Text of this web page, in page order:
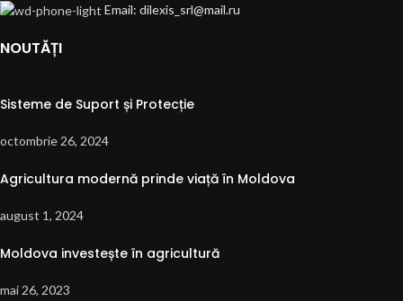
Email: dilexis_srl@mail.ru
NOUTĂȚI
Sisteme de Suport și Protecție
octombrie 26, 2024
Agricultura modernă prinde viață în Moldova
august 1, 2024
Moldova investește în agricultură
mai 26, 2023